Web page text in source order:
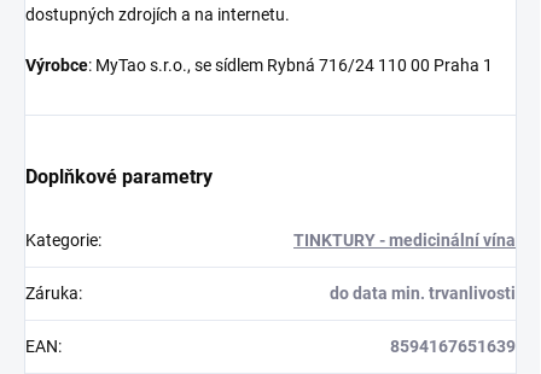
dostupných zdrojích a na internetu.
Výrobce: MyTao s.r.o., se sídlem Rybná 716/24 110 00 Praha 1
Doplňkové parametry
Kategorie: TINKTURY - medicinální vína
Záruka: do data min. trvanlivosti
EAN: 8594167651639